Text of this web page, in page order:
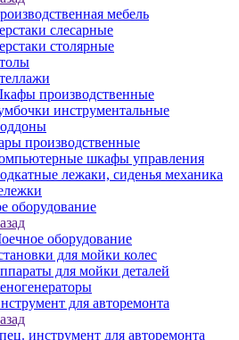
мебель
слесарные
столярные
производственные
инструментальные
производственные
шкафы управления
лежаки, сиденья механика
оборудование
оборудование
для мойки колес
для мойки деталей
для авторемонта
инструмент для авторемонта